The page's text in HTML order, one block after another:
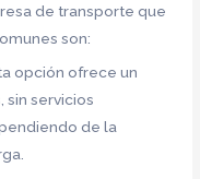
de transporte que
son:
opción ofrece un
sin servicios
de la